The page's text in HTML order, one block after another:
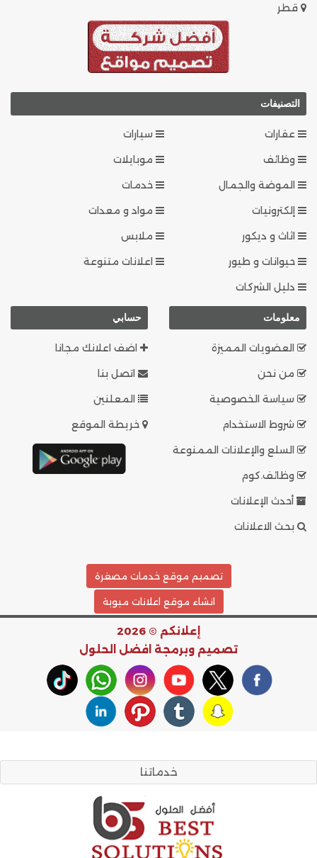
قطر
التصنيفات
عقارات
سيارات
وظائف
موبايلات
الموضة والجمال
خدمات
إلكترونيات
مواد و معدات
اثاث و ديكور
ملابس
حيوانات و طيور
اعلانات متنوعة
دليل الشركات
معلومات
العضويات المميزة
من نحن
سياسة الخصوصية
شروط الاستخدام
السلع والإعلانات الممنوعة
وظائف.كوم
أحدث الإعلانات
بحث الاعلانات
حسابي
اضف اعلانك مجانا
اتصل بنا
المعلنين
خريطة الموقع
تصميم موقع خدمات مصغرة
انشاء موقع اعلانات مبوبة
إعلانكم © 2026
تصميم وبرمجة افضل الحلول
خدماتنا